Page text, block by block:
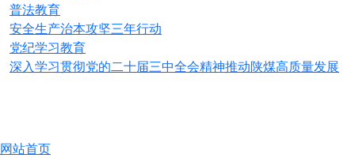
普法教育
安全生产治本攻坚三年行动
党纪学习教育
深入学习贯彻党的二十届三中全会精神推动陕煤高质量发展
网站首页